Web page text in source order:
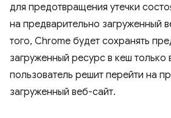
для предотвращения утечки
на предварительно загруженный
того, Chrome будет сохранять
загруженный ресурс в кеш только
пользователь решит перейти на
загруженный веб-сайт.